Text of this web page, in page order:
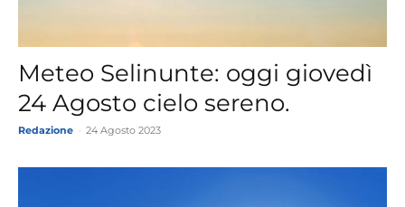
Meteo Selinunte: oggi giovedì
24 Agosto cielo sereno.
Redazione 24 Agosto 2023